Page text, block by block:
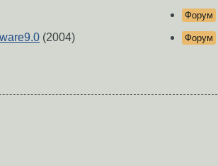
(2004)
Форум
Форум